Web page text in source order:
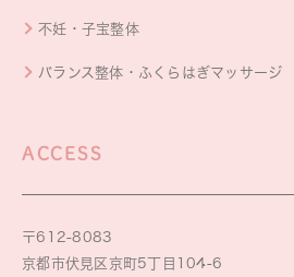
不妊・子宝整体
バランス整体・ふくらはぎマッサージ
ACCESS
〒612-8083
京都市伏見区京町5丁目104-6